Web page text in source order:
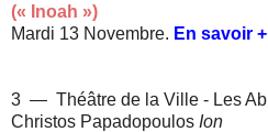
(« Inoah »)
Mardi 13 Novembre. En savoir +
3 — Théâtre de la Ville - Les
Christos Papadopoulos Ion